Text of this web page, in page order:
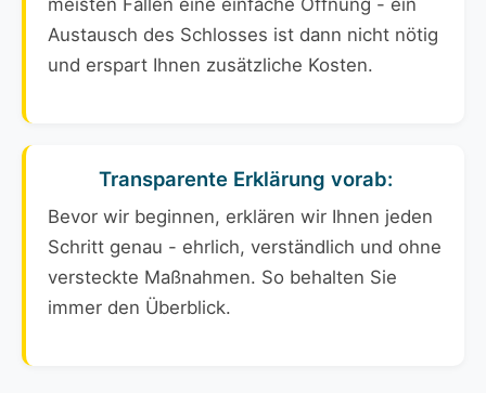
meisten Fällen eine einfache Öffnung - ein
Austausch des Schlosses ist dann nicht nötig
und erspart Ihnen zusätzliche Kosten.
Transparente Erklärung vorab:
Bevor wir beginnen, erklären wir Ihnen jeden
Schritt genau - ehrlich, verständlich und ohne
versteckte Maßnahmen. So behalten Sie
immer den Überblick.